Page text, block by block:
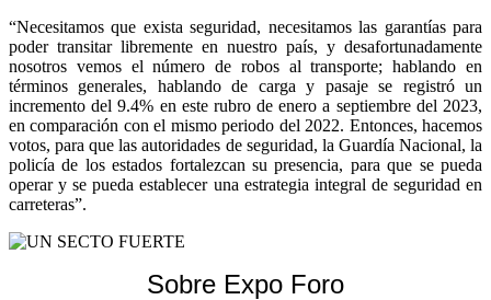
“Necesitamos que exista seguridad, necesitamos las garantías para
poder transitar libremente en nuestro país, y desafortunadamente
nosotros vemos el número de robos al transporte; hablando en
términos generales, hablando de carga y pasaje se registró un
incremento del 9.4% en este rubro de enero a septiembre del 2023,
en comparación con el mismo periodo del 2022. Entonces, hacemos
votos, para que las autoridades de seguridad, la Guardía Nacional, la
policía de los estados fortalezcan su presencia, para que se pueda
operar y se pueda establecer una estrategia integral de seguridad en
carreteras”.
Sobre Expo Foro